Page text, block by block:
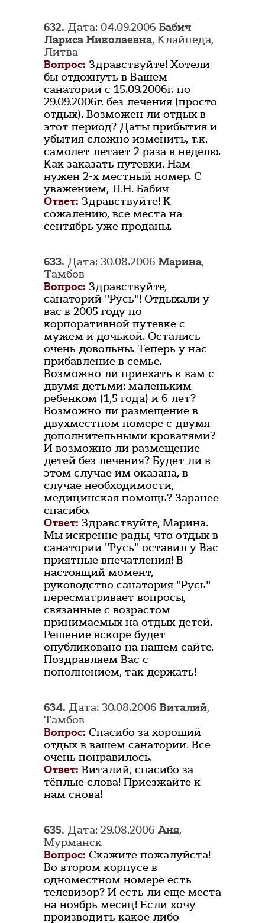
632. Дата: 04.09.2006 Бабич
Лариса Николаевна, Клайпеда,
Литва
Вопрос: Здравствуйте! Хотели
бы отдохнуть в Вашем
санатории с 15.09.2006г. по
29.09.2006г. без лечения (просто
отдых). Возможен ли отдых в
этот период? Даты прибытия и
убытия сложно изменить, т.к.
самолет летает 2 раза в неделю.
Как заказать путевки. Нам
нужен 2-х местный номер. С
уважением, Л.Н. Бабич
Ответ: Здравствуйте! К
сожалению, все места на
сентябрь уже проданы.
633. Дата: 30.08.2006 Марина,
Тамбов
Вопрос: Здравствуйте,
санаторий "Русь"! Отдыхали у
вас в 2005 году по
корпоративной путевке с
мужем и дочькой. Остались
очень довольны. Теперь у нас
прибавление в семье.
Возможно ли приехать к вам с
двумя детьми: маленьким
ребенком (1,5 года) и 6 лет?
Возможно ли размещение в
двухместном номере с двумя
дополнительными кроватями?
И возможно ли размещение
детей без лечения? Будет ли в
этом случае им оказана, в
случае необходимости,
медицинская помощь? Заранее
спасибо.
Ответ: Здравствуйте, Марина.
Мы искренне рады, что отдых в
санатории "Русь" оставил у Вас
приятные впечатления! В
настоящий момент,
руководство санатория "Русь"
пересматривает вопросы,
связанные с возрастом
принимаемых на отдых детей.
Решение вскоре будет
опубликовано на нашем сайте.
Поздравляем Вас с
пополнением, так держать!
634. Дата: 30.08.2006 Виталий,
Тамбов
Вопрос: Спасибо за хороший
отдых в вашем санатории. Все
очень понравилось.
Ответ: Виталий, спасибо за
тёплые слова! Приезжайте к
нам снова!
635. Дата: 29.08.2006Аня,
Мурманск
Вопрос: Скажите пожалуйста!
Во втором корпусе в
одноместном номере есть
телевизор? И есть ли еще места
на ноябрь месяц! Если хочу
производить какое либо